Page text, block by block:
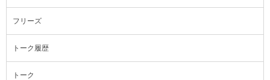
フリーズ
トーク履歴
トーク